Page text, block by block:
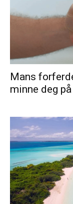
Mans
minne deg